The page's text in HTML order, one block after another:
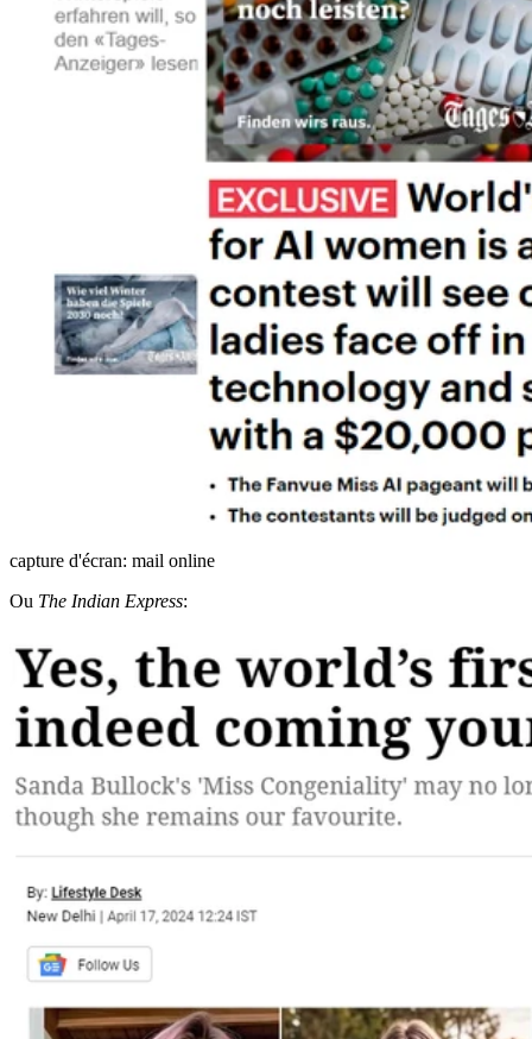
capture d'écran: mail online
Ou The Indian Express: